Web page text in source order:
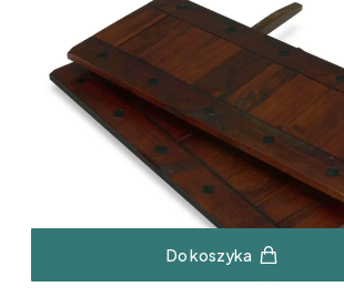
Do koszyka